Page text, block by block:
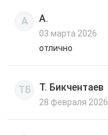
А А.
03 марта 2026
отлично
ТБ Т. Бикчентаев
28 февраля 2026